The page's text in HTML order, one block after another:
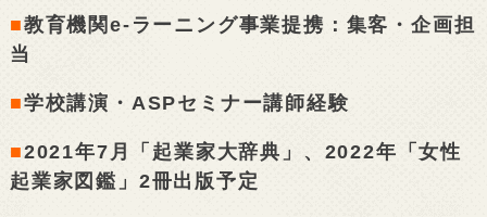
■教育機関e-ラーニング事業提携：集客・企画担
当
■学校講演・ASPセミナー講師経験
■2021年7月「起業家大辞典」、2022年「女性
起業家図鑑」2冊出版予定